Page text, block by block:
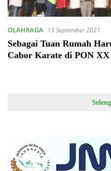
OLAHRAGA 13 September 2021
Sebagai Tuan Rumah
Cabor Karate di PON XX